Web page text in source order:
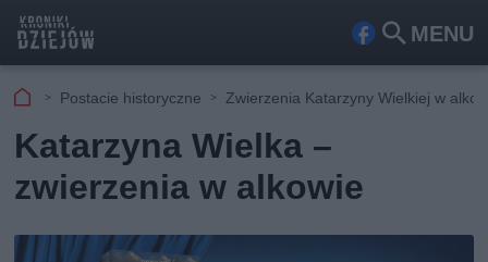
MENU
Fa
ook
Szu
kaj
Postacie historyczne Zwierzenia Katarzyny Wielkiej w
Katarzyna Wielka –
zwierzenia w alkowie